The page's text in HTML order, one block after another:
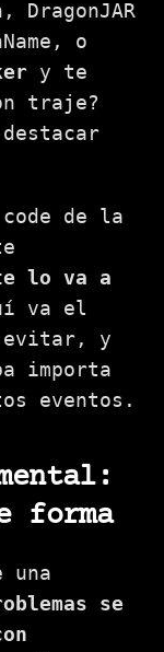
DragonJAR
o
y te
traje?
de la
lo va a
va el
evitar, y
importa
eventos.
forma
una
se